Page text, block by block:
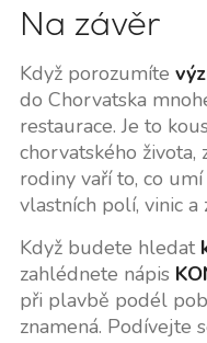
Na závěr
Když porozumíte
do Chorvatska
restaurace. Je to
chorvatského života,
rodiny vaří to, co
vlastních polí, vinic a
Když budete hledat
zahlédnete nápis
při plavbě podél
znamená. Podívejte